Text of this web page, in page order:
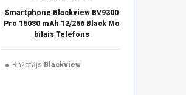
Smartphone Blackview BV9300
Pro 15080 mAh 12/256 Black Mo
bilais Telefons
Ražotājs: Blackview